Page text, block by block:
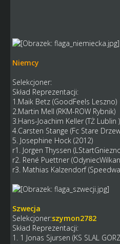
Niemcy
Selekcjoner:
Skład Reprezentacji:
1.Maik Betz (GoodFeels Leszno)
2.Martin Mell (RKM-ROW Rybnik)
3.Hans-Joachim Keller (TŻ Lublin )
4.Carsten Stange (Fc Stare
5. Josephine Hock (2012)
r1. Jorgen Thyssen
r2. René Puettner
r3. Mathias Kalzendorf
Szwecja
Selekcjoner:szymon2782
Skład Reprezentacji:
1. 1 Jonas Sjursen (KS SLAL